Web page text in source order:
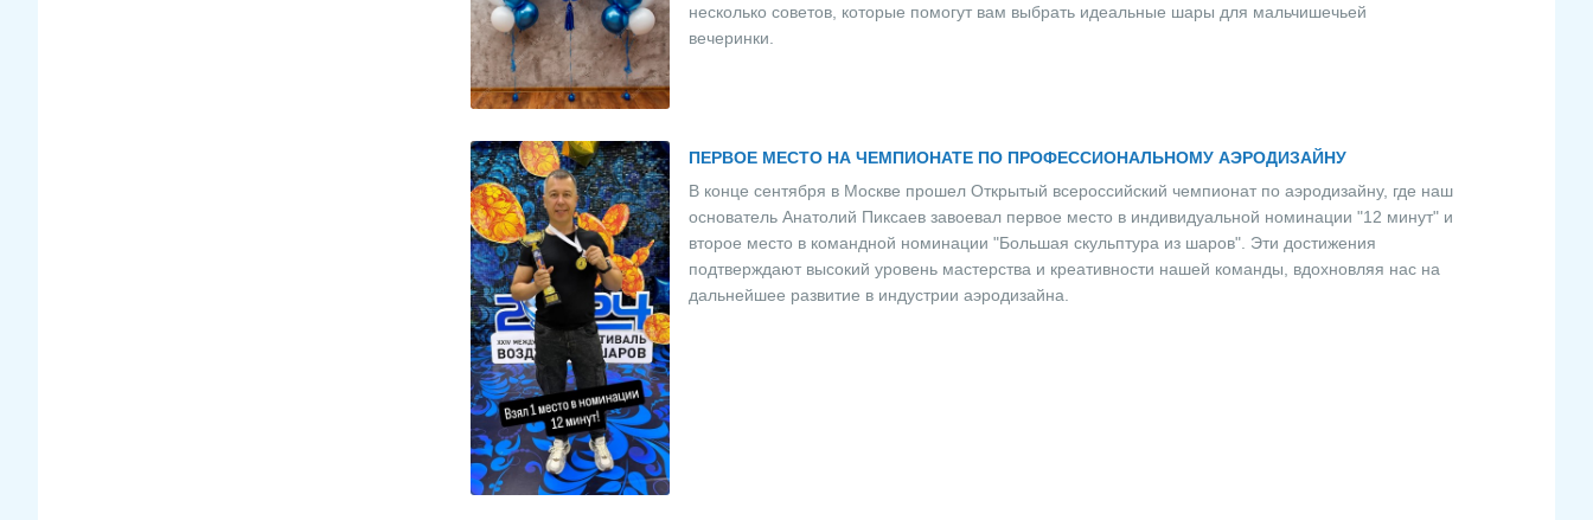
несколько советов, которые помогут вам выбрать идеальные шары для мальчишечьей
вечеринки.
ПЕРВОЕ МЕСТО НА ЧЕМПИОНАТЕ ПО ПРОФЕССИОНАЛЬНОМУ АЭРОДИЗАЙНУ
В конце сентября в Москве прошел Открытый всероссийский чемпионат по аэродизайну, где наш
основатель Анатолий Пиксаев завоевал первое место в индивидуальной номинации "12 минут" и
второе место в командной номинации "Большая скульптура из шаров". Эти достижения
подтверждают высокий уровень мастерства и креативности нашей команды, вдохновляя нас на
дальнейшее развитие в индустрии аэродизайна.